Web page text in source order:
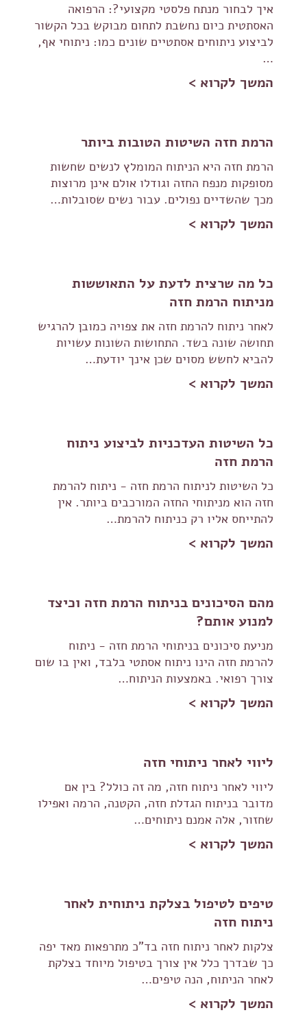
איך לבחור מנתח פלסטי מקצועי?: הרפואה
האסתטית כיום נחשבת לתחום מבוקש בכל הקשור
לביצוע ניתוחים אסתטיים שונים כמו: ניתוחי אף,
…
המשך לקרוא >
הרמת חזה השיטות הטובות ביותר
הרמת חזה היא הניתוח המומלץ לנשים שחשות
מסופקות מנפח החזה וגודלו אולם אינן מרוצות
מכך שהשדיים נפולים. עבור נשים שסובלות…
המשך לקרוא >
כל מה שרצית לדעת על התאוששות
מניתוח הרמת חזה
לאחר ניתוח להרמת חזה את צפויה כמובן להרגיש
תחושה שונה בשד. התחושות השונות עשויות
להביא לחשש מסוים שכן אינך יודעת…
המשך לקרוא >
כל השיטות העדכניות לביצוע ניתוח
הרמת חזה
כל השיטות לניתוח הרמת חזה - ניתוח להרמת
חזה הוא מניתוחי החזה המורכבים ביותר. אין
להתייחס אליו רק כניתוח להרמת…
המשך לקרוא >
מהם הסיכונים בניתוח הרמת חזה וכיצד
למנוע אותם?
מניעת סיכונים בניתוחי הרמת חזה - ניתוח
להרמת חזה הינו ניתוח אסתטי בלבד, ואין בו שום
צורך רפואי. באמצעות הניתוח…
המשך לקרוא >
ליווי לאחר ניתוחי חזה
ליווי לאחר ניתוח חזה, מה זה כולל? בין אם
מדובר בניתוח הגדלת חזה, הקטנה, הרמה ואפילו
שחזור, אלה אמנם ניתוחים…
המשך לקרוא >
טיפים לטיפול בצלקת ניתוחית לאחר
ניתוח חזה
צלקות לאחר ניתוח חזה בד"כ מתרפאות מאד יפה
כך שבדרך כלל אין צורך בטיפול מיוחד בצלקת
לאחר הניתוח, הנה טיפים…
המשך לקרוא >